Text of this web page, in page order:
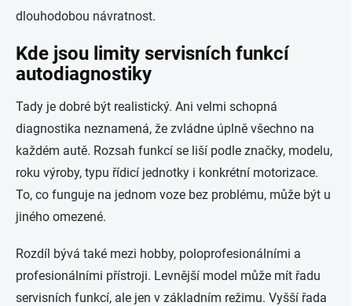
dlouhodobou návratnost.
Kde jsou limity servisních funkcí
autodiagnostiky
Tady je dobré být realistický. Ani velmi schopná
diagnostika neznamená, že zvládne úplně všechno na
každém autě. Rozsah funkcí se liší podle značky, modelu,
roku výroby, typu řídicí jednotky i konkrétní motorizace.
To, co funguje na jednom voze bez problému, může být u
jiného omezené.
Rozdíl bývá také mezi hobby, poloprofesionálními a
profesionálními přístroji. Levnější model může mít řadu
servisních funkcí, ale jen v základním režimu. Vyšší řada